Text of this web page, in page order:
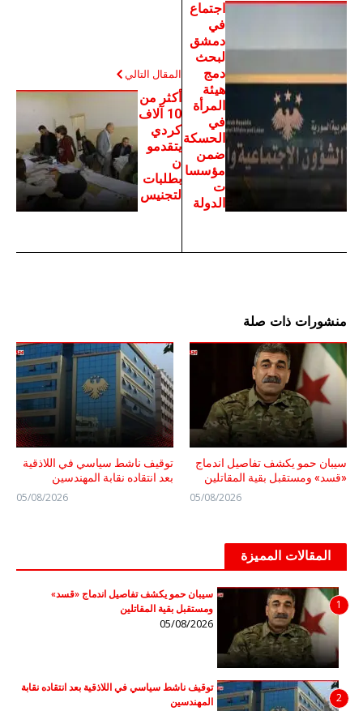
اجتماع
في
دمشق
لبحث
دمج
هيئة
المرأة
في
الحسكة
ضمن
مؤسسا
ت
الدولة
المقال التالي
أكثر من
10 آلاف
كردي
يتقدمو
ن
بطلبات
لتجنيس
منشورات ذات صلة
سيبان حمو يكشف تفاصيل اندماج
«قسد» ومستقبل بقية المقاتلين
05/08/2026
توقيف ناشط سياسي في اللاذقية
بعد انتقاده نقابة المهندسين
05/08/2026
المقالات المميزة
1
سيبان حمو يكشف تفاصيل اندماج «قسد»
ومستقبل بقية المقاتلين
05/08/2026
2
توقيف ناشط سياسي في اللاذقية بعد انتقاده نقابة
المهندسين